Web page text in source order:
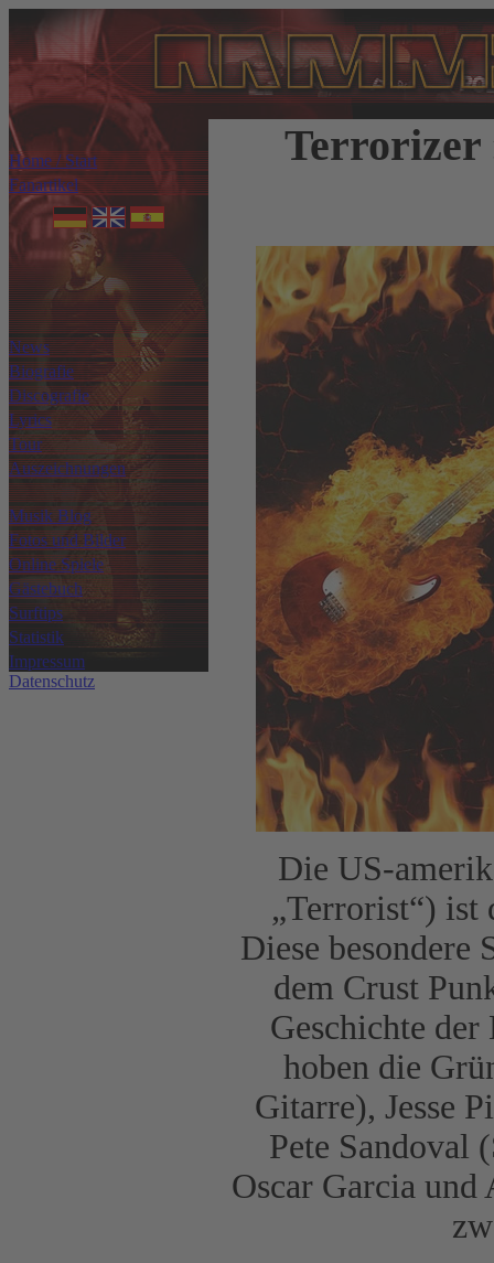
Home / Start
Fanartikel
News
Biografie
Discografie
Lyrics
Tour
Auszeichnungen
Musik Blog
Fotos und Bilder
Online Spiele
Gästebuch
Surftips
Statistik
Impressum
Datenschutz
Terrorizer
Die US-
„Terrorist“) ist
Diese besondere
dem Crust
Geschichte
hoben die
Gitarre), Jesse
Pete Sandoval
Oscar Garcia und